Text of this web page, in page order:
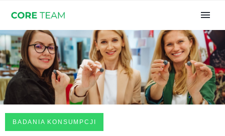
BADANIA KONSUMPCJI